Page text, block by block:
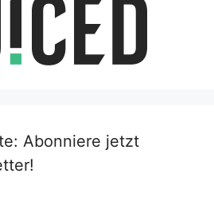
Abonniere jetzt